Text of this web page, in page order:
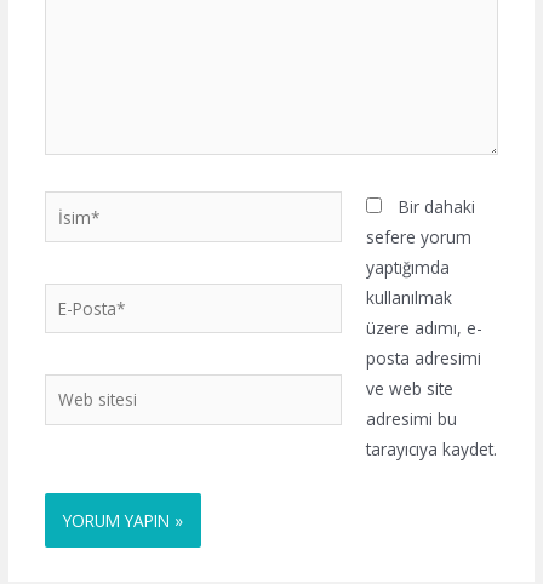
İsim*
Posta*
Web
sitesi
Bir dahaki
sefere yorum
yaptığımda
kullanılmak
üzere adımı, e-
posta adresimi
ve web site
adresimi bu
tarayıcıya kaydet.